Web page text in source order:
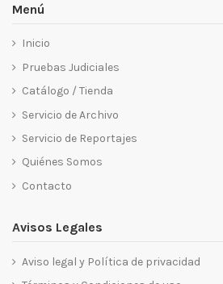
Menú
Inicio
Pruebas Judiciales
Catálogo / Tienda
Servicio de Archivo
Servicio de Reportajes
Quiénes Somos
Contacto
Avisos Legales
Aviso legal y Política de privacidad